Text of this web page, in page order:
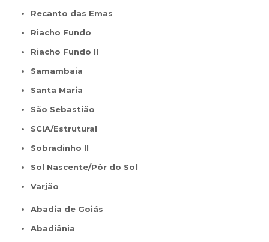
Recanto das Emas
Riacho Fundo
Riacho Fundo II
Samambaia
Santa Maria
São Sebastião
SCIA/Estrutural
Sobradinho II
Sol Nascente/Pôr do Sol
Varjão
Abadia de Goiás
Abadiânia